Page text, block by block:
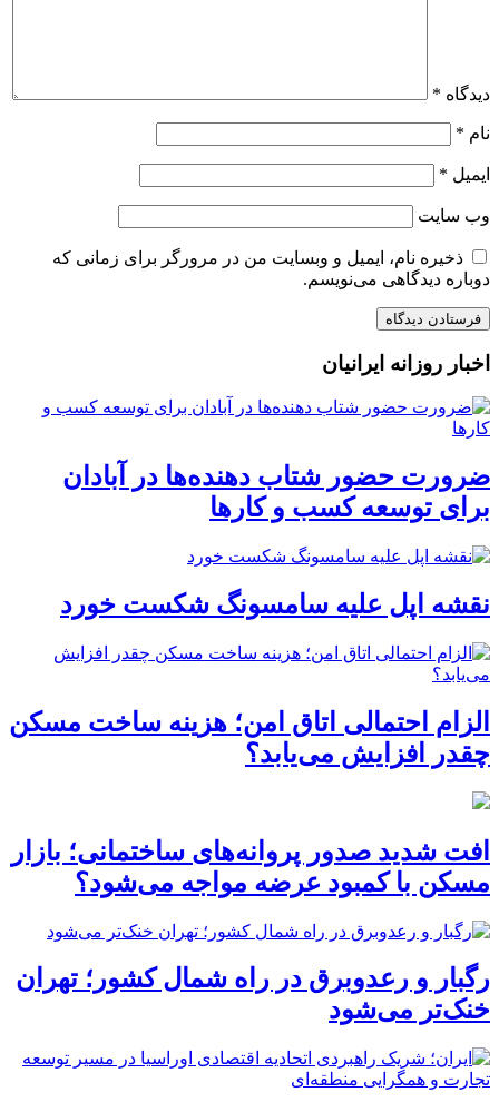
دیدگاه *
نام *
ایمیل *
وب‌ سایت
ذخیره نام، ایمیل و وبسایت من در مرورگر برای زمانی که
دوباره دیدگاهی می‌نویسم.
اخبار روزانه ایرانیان
ضرورت حضور شتاب ‌دهنده‌ها در آبادان
برای توسعه کسب‌ و کارها
نقشه اپل علیه سامسونگ شکست خورد
الزام احتمالی اتاق امن؛ هزینه ساخت مسکن
چقدر افزایش می‌یابد؟
افت شدید صدور پروانه‌های ساختمانی؛ بازار
مسکن با کمبود عرضه مواجه می‌شود؟
رگبار و رعدوبرق در راه شمال کشور؛ تهران
خنک‌تر می‌شود